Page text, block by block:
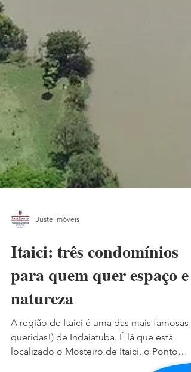
Itaici: três condomínios
para quem quer espaço e
natureza
A região de Itaici é uma das mais famosas